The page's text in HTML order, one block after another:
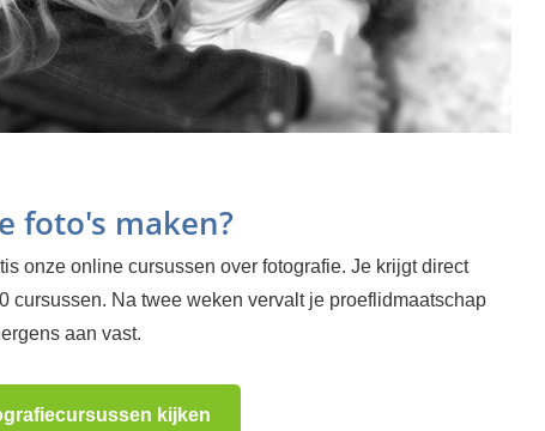
foto's maken?
onze online cursussen over fotografie. Je krijgt direct
cursussen. Na twee weken vervalt je proeflidmaatschap
aan vast.
kijken